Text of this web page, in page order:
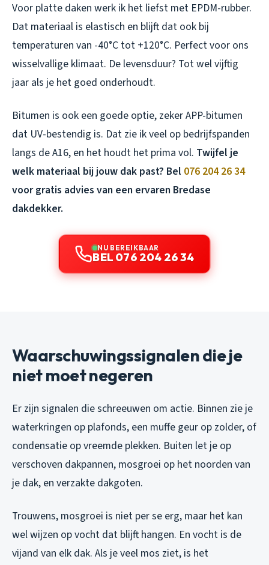
Voor platte daken werk ik het liefst met EPDM-rubber.
Dat materiaal is elastisch en blijft dat ook bij
temperaturen van -40°C tot +120°C. Perfect voor ons
wisselvallige klimaat. De levensduur? Tot wel vijftig
jaar als je het goed onderhoudt.
Bitumen is ook een goede optie, zeker APP-bitumen
dat UV-bestendig is. Dat zie ik veel op bedrijfspanden
langs de A16, en het houdt het prima vol. Twijfel je
welk materiaal bij jouw dak past? Bel 076 204 26 34
voor gratis advies van een ervaren Bredase
dakdekker.
NU BEREIKBAAR
BEL 076 204 26 34
Waarschuwingssignalen die je
niet moet negeren
Er zijn signalen die schreeuwen om actie. Binnen zie je
waterkringen op plafonds, een muffe geur op zolder, of
condensatie op vreemde plekken. Buiten let je op
verschoven dakpannen, mosgroei op het noorden van
je dak, en verzakte dakgoten.
Trouwens, mosgroei is niet per se erg, maar het kan
wel wijzen op vocht dat blijft hangen. En vocht is de
vijand van elk dak. Als je veel mos ziet, is het